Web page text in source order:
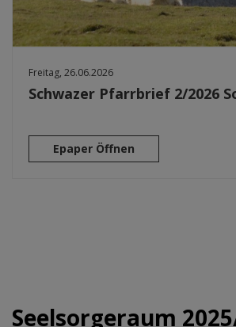
Freitag, 26.06.2026
Schwazer Pfarrbrief 2/2026
Epaper Öffnen
Seelsorgeraum